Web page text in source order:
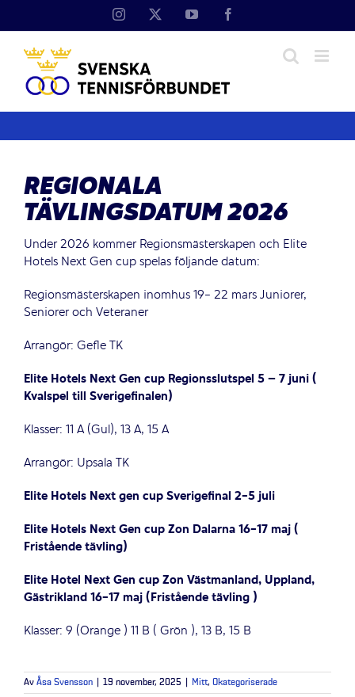
Instagram YouTube
REGIONALA
TÄVLINGSDATUM 2026
Under 2026 kommer Regionsmästerskapen och Elite
Hotels Next Gen cup spelas följande datum:
Regionsmästerskapen inomhus 19- 22 mars Juniorer,
Seniorer och Veteraner
Arrangör: Gefle TK
Elite Hotels Next Gen cup Regionsslutspel 5 – 7 juni (
Kvalspel till Sverigefinalen)
Klasser: 11 A (Gul), 13 A, 15 A
Arrangör: Upsala TK
Elite Hotels Next gen cup Sverigefinal 2-5 juli
Elite Hotels Next Gen cup Zon Dalarna 16-17 maj (
Fristående tävling)
Elite Hotel Next Gen cup Zon Västmanland, Uppland,
Gästrikland 16-17 maj (Fristående tävling )
Klasser: 9 (Orange ) 11 B ( Grön ), 13 B, 15 B
Av Åsa Svensson 19 november, 2025 Mitt, Okategoriserade